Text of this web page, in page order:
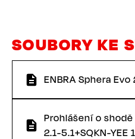
SOUBORY KE
ENBRA Sphera
Prohlášení o
2.1-5.1+SQKN-YEE